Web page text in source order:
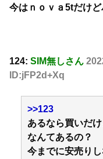
今はｎｏｖａ5tだけ
124: SIM無しさん
ID:jFP2d+Xq
>>123
あるなら買いだ
なんてあるの？
今までに安売り